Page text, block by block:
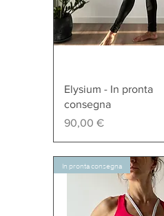
Vista rapida
Elysium - In pronta
consegna
Prezzo
90,00 €
In pronta consegna